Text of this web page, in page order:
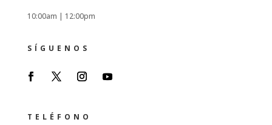
10:00am | 12:00pm
SÍGUENOS
TELÉFONO